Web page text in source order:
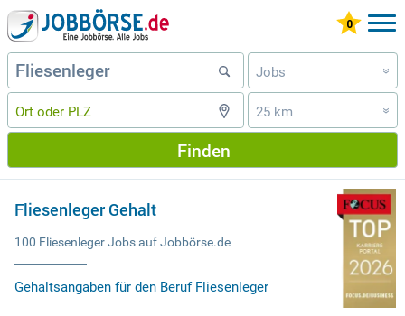
Jobs »
25 km »
Finden
Fliesenleger Gehalt
100 Fliesenleger Jobs auf Jobbörse.de
Gehaltsangaben für den Beruf Fliesenleger